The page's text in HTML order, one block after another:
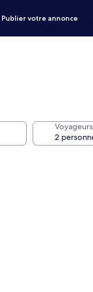
Publier votre annonce
Voyageurs